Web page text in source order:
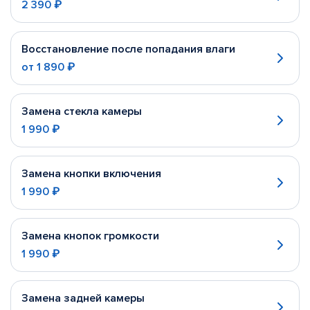
2 390 ₽
Восстановление после попадания влаги
от 1 890 ₽
Замена стекла камеры
1 990 ₽
Замена кнопки включения
1 990 ₽
Замена кнопок громкости
1 990 ₽
Замена задней камеры